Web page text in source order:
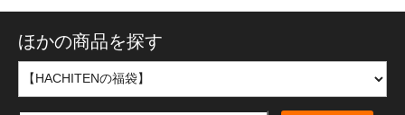
ほかの商品を探す